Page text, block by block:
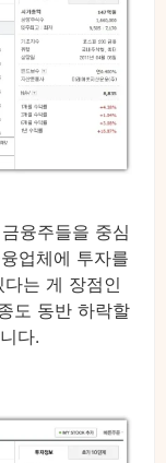
융주들을 중심
업체에 투자를
는 게 장점인
도 동반 하락할
다.